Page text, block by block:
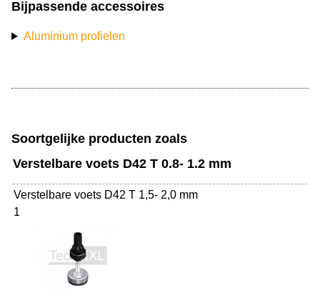
Bijpassende accessoires
Aluminium profielen
Soortgelijke producten zoals
Verstelbare voets D42 T 0.8- 1.2 mm
Verstelbare voets D42 T 1,5- 2,0 mm
1